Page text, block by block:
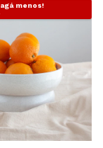
menos!